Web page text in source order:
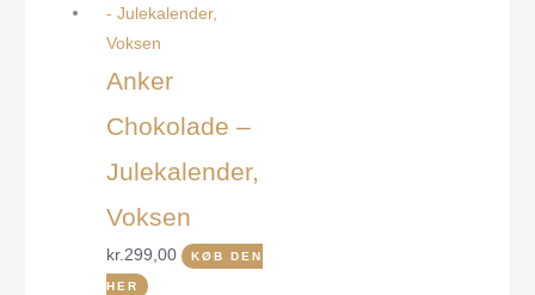
Anker
Chokolade –
Julekalender,
Voksen
kr.299,00 KØB DEN
HER